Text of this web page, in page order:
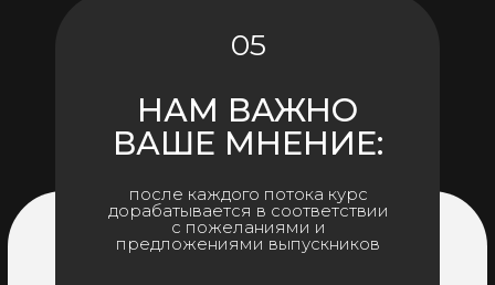
НАМ ВАЖНО
ВАШЕ МНЕНИЕ:
после каждого потока курс
дорабатывается в соответствии
с пожеланиями и
предложениями выпускников
05